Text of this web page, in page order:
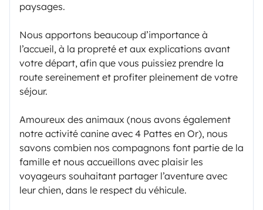
paysages.
Nous apportons beaucoup d’importance à
l’accueil, à la propreté et aux explications avant
votre départ, afin que vous puissiez prendre la
route sereinement et profiter pleinement de votre
séjour.
Amoureux des animaux (nous avons également
notre activité canine avec 4 Pattes en Or), nous
savons combien nos compagnons font partie de la
famille et nous accueillons avec plaisir les
voyageurs souhaitant partager l’aventure avec
leur chien, dans le respect du véhicule.